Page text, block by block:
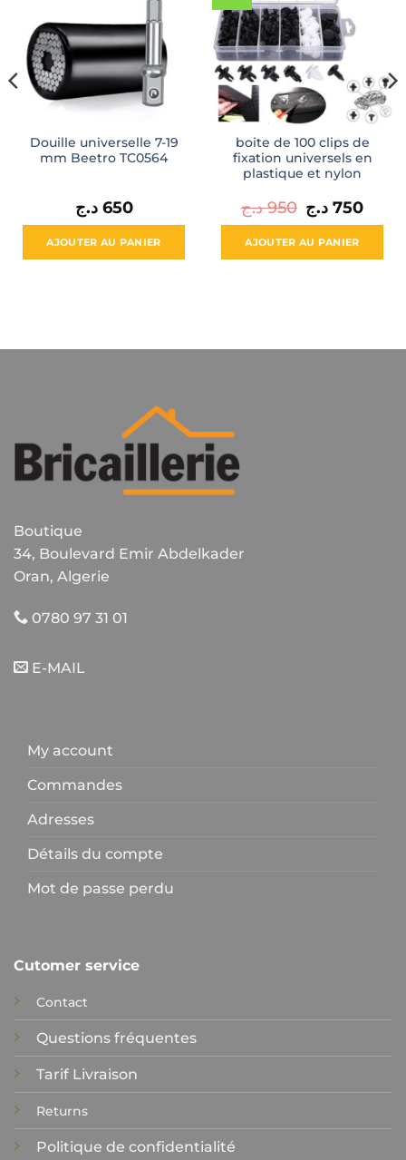
Douille universelle 7-19
mm Beetro TC0564
650 د.ج
AJOUTER AU PANIER
boite de 100 clips de
fixation universels en
plastique et nylon
950 د.ج
Le
prix
initial
était :
750 د.ج
Le
actuel
AJOUTER AU PANIER
Boutique
34, Boulevard Emir Abdelkader
Oran, Algerie
0780 97 31 01
E-MAIL
My account
Commandes
Adresses
Détails du compte
Mot de passe perdu
Cutomer service
Contact
Questions fréquentes
Tarif Livraison
Returns
Politique de confidentialité